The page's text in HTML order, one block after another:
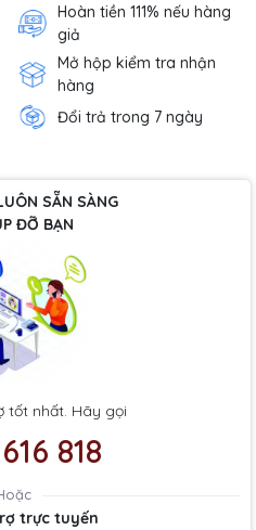
Hoàn tiền 111% nếu hàng
giả
Mở hộp kiểm tra nhận
hàng
Đổi trả trong 7 ngày
SẴN SÀNG
ĐỠ BẠN
tốt nhất. Hãy gọi
818
trực tuyến